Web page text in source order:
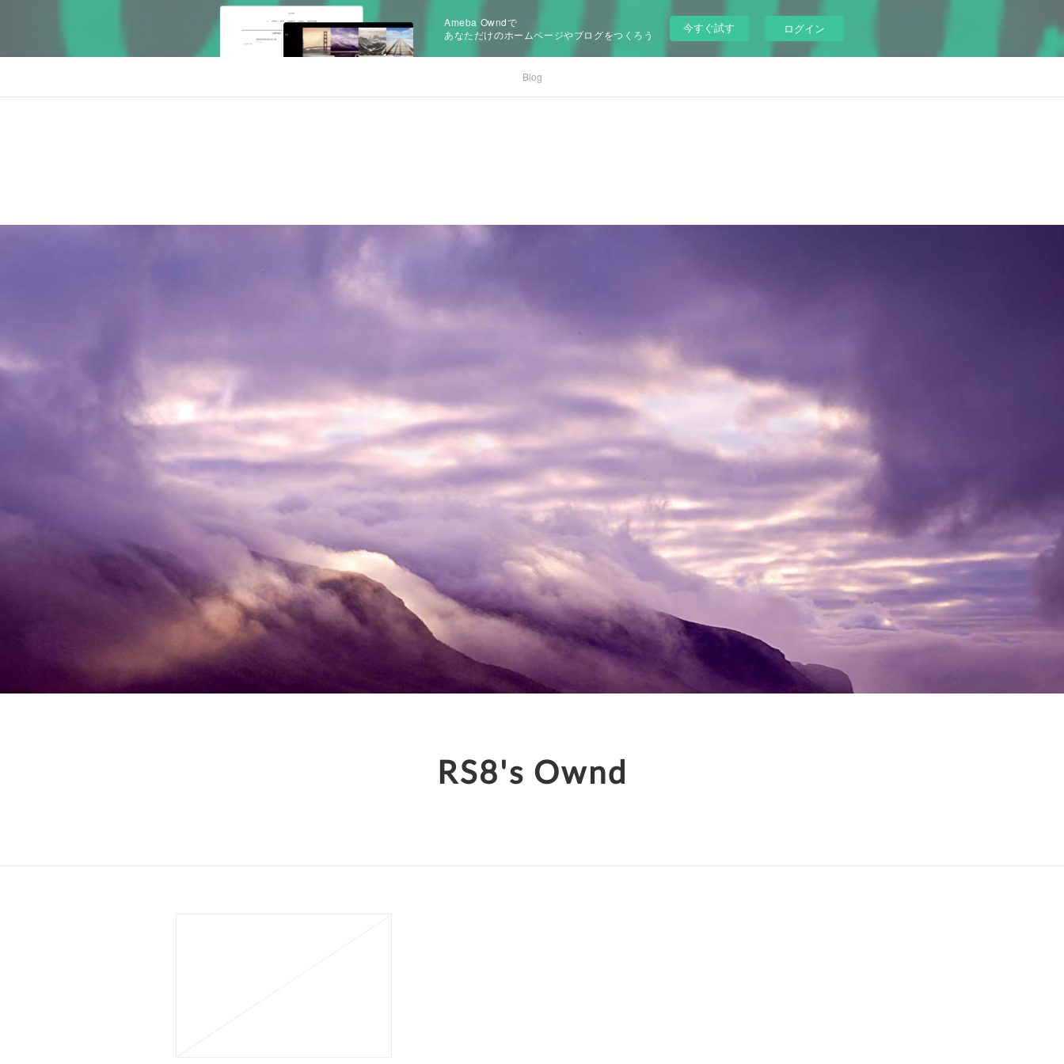
Ameba Owndで
あなただけのホームページやブログをつくろう
今すぐ試す ログイン
Blog
RS8's Ownd